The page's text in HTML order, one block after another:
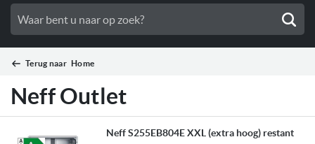
Terug naar Home
Neff Outlet
Neff S255EB804E XXL (extra hoog) restant